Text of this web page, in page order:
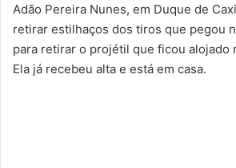
Adão Pereira Nunes, em Duque de
retirar estilhaços dos tiros que pegou
para retirar o projétil que ficou alojado
Ela já recebeu alta e está em casa.